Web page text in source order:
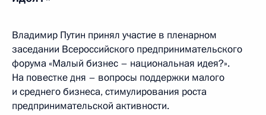
Владимир Путин принял участие в пленарном
заседании Всероссийского предпринимательского
форума «Малый бизнес – национальная идея?».
На повестке дня – вопросы поддержки малого
и среднего бизнеса, стимулирования роста
предпринимательской активности.